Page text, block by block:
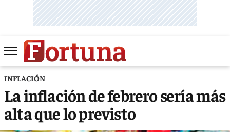
INFLACIÓN
La inflación de febrero sería más
alta que lo previsto